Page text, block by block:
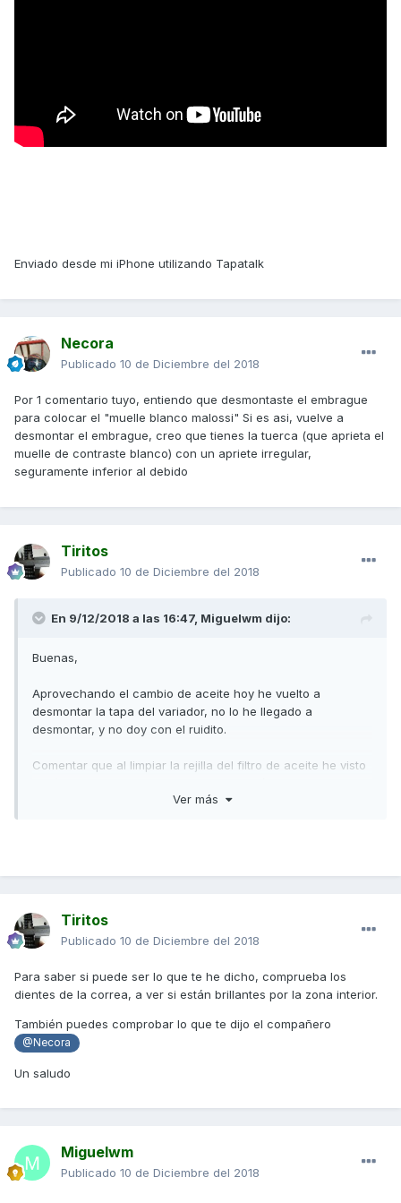
Enviado desde mi iPhone utilizando Tapatalk
Necora
Publicado 10 de Diciembre del 2018
Por 1 comentario tuyo, entiendo que desmontaste el embrague
para colocar el "muelle blanco malossi" Si es asi, vuelve a
desmontar el embrague, creo que tienes la tuerca (que aprieta el
muelle de contraste blanco) con un apriete irregular,
seguramente inferior al debido
Tiritos
Publicado 10 de Diciembre del 2018
En 9/12/2018 a las 16:47, Miguelwm dijo:
Buenas,
Aprovechando el cambio de aceite hoy he vuelto a
desmontar la tapa del variador, no lo he llegado a
desmontar, y no doy con el ruidito.
Comentar que al limpiar la rejilla del filtro de aceite he visto
de aceite no me había fijado pero en este hay virutillas
¿Podría estar lubricando mal el motor y de ahí el traqueteo y
Vuelvo a colgar un vídeo del traqueteo sin la tapa del
variador. Al retumbar el ruido por todo el motor no estoy
motor.
A ver si alguien nos echa un cable o le ha pasado lo mismo.
Gracias compis.
Ver más
Tiritos
Publicado 10 de Diciembre del 2018
Para saber si puede ser lo que te he dicho, comprueba los
dientes de la correa, a ver si están brillantes por la zona interior.
También puedes comprobar lo que te dijo el compañero
@Necora
Un saludo
Miguelwm
Publicado 10 de Diciembre del 2018